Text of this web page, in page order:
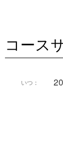
コース
いつ：